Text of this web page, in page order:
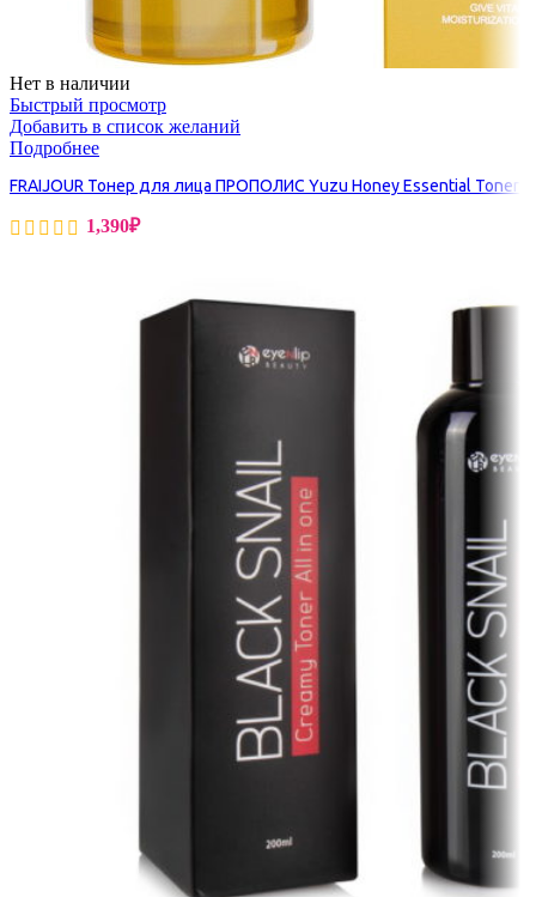
Нет в наличии
Быстрый просмотр
Добавить в список желаний
Подробнее
FRAIJOUR Тонер для лица ПРОПОЛИС Yuzu Honey Essential Toner
1,390₽